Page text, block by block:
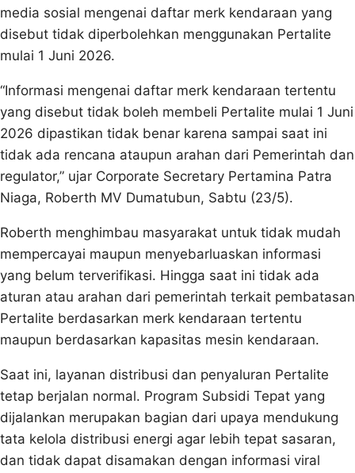
media sosial mengenai daftar merk kendaraan yang
disebut tidak diperbolehkan menggunakan Pertalite
mulai 1 Juni 2026.
“Informasi mengenai daftar merk kendaraan tertentu
yang disebut tidak boleh membeli Pertalite mulai 1 Juni
2026 dipastikan tidak benar karena sampai saat ini
tidak ada rencana ataupun arahan dari Pemerintah dan
regulator,” ujar Corporate Secretary Pertamina Patra
Niaga, Roberth MV Dumatubun, Sabtu (23/5).
Roberth menghimbau masyarakat untuk tidak mudah
mempercayai maupun menyebarluaskan informasi
yang belum terverifikasi. Hingga saat ini tidak ada
aturan atau arahan dari pemerintah terkait pembatasan
Pertalite berdasarkan merk kendaraan tertentu
maupun berdasarkan kapasitas mesin kendaraan.
Saat ini, layanan distribusi dan penyaluran Pertalite
tetap berjalan normal. Program Subsidi Tepat yang
dijalankan merupakan bagian dari upaya mendukung
tata kelola distribusi energi agar lebih tepat sasaran,
dan tidak dapat disamakan dengan informasi viral